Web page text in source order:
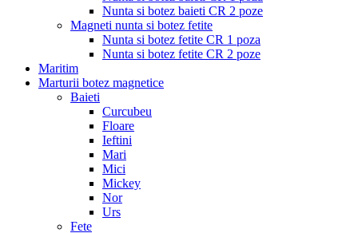
Nunta si botez baieti CR 2 poze
Magneti nunta si botez fetite
Nunta si botez fetite CR 1 poza
Nunta si botez fetite CR 2 poze
Maritim
Marturii botez magnetice
Baieti
Curcubeu
Floare
Ieftini
Mari
Mici
Mickey
Nor
Urs
Fete